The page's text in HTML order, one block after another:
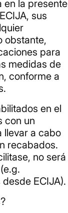
en la presente
sus
obstante,
para
medidas de
conforme a
en el
con un
llevar a cabo
recabados.
no será
ECIJA).